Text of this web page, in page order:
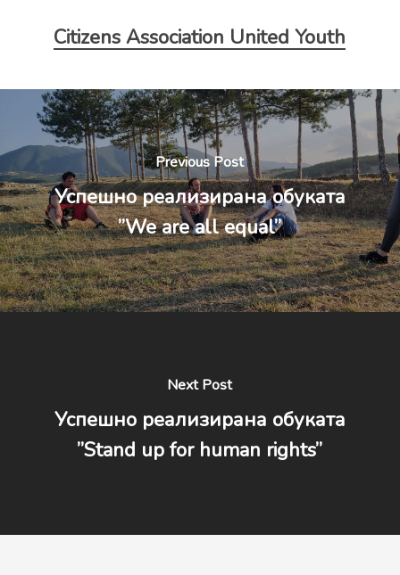
Citizens Association United Youth
Previous Post
Успешно реализирана обуката
”We are all equal”
Next Post
Успешно реализирана обуката
”Stand up for human rights”